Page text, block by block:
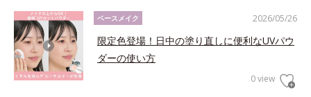
2026/05/26
ベースメイク
限定色登場！日中の塗り直しに便利なUVパウ
ダーの使い方
0 view